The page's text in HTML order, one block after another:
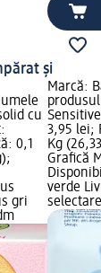
și
cu
0,1
gri
Marcă:
3,95 lei;
Kg
Grafică
verde